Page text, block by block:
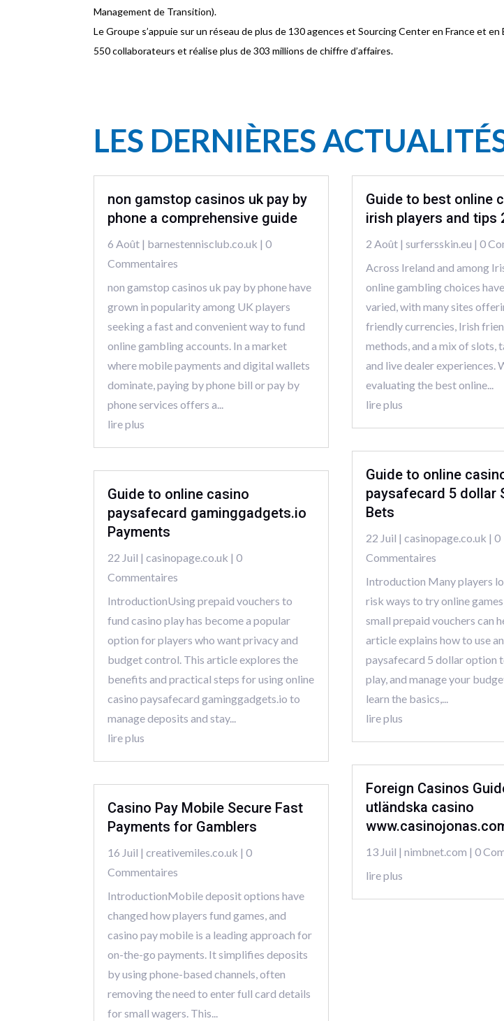
Management de Transition).
Le Groupe s’appuie sur un réseau de plus de 130 agences et Sourcing Center en France et en
550 collaborateurs et réalise plus de 303 millions de chiffre d’affaires.
LES DERNIÈRES
non gamstop casinos uk pay by
phone a comprehensive guide
6 Août | barnestennisclub.co.uk | 0
Commentaires
non gamstop casinos uk pay by phone have
grown in popularity among UK players
seeking a fast and convenient way to fund
online gambling accounts. In a market
where mobile payments and digital wallets
dominate, paying by phone bill or pay by
phone services offers a...
lire plus
Guide to online casino
paysafecard gaminggadgets.io
Payments
22 Juil |casinopage.co.uk | 0
Commentaires
IntroductionUsing prepaid vouchers to
fund casino play has become a popular
option for players who want privacy and
budget control. This article explores the
benefits and practical steps for using online
casino paysafecard gaminggadgets.io to
manage deposits and stay...
lire plus
Casino Pay Mobile Secure Fast
Payments for Gamblers
16 Juil |creativemiles.co.uk | 0
Commentaires
IntroductionMobile deposit options have
changed how players fund games, and
casino pay mobile is a leading approach for
on-the-go payments. It simplifies deposits
by using phone-based channels, often
removing the need to enter full card details
for small wagers. This...
Guide to best online
irish players and tips
2 Août| surfersskin.eu | 0
Across Ireland and among
online gambling choices
varied, with many sites
friendly currencies, Irish
methods, and a mix of slots,
and live dealer experiences.
evaluating the best online...
lire plus
Guide to online
paysafecard 5 dollar
Bets
22 Juil | casinopage.co.uk | 0
Commentaires
Introduction Many players
risk ways to try online
small prepaid vouchers can
article explains how to use
paysafecard 5 dollar option
play, and manage your
learn the basics,...
lire plus
Foreign Casinos
utländska casino
13 Juil | nimbnet.com | 0
lire plus